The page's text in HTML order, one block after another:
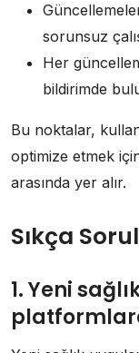
sorunsuz
Her
bildirimde
Bu noktalar,
optimize etmek
arasında yer alır.
Sıkça
1. Yeni